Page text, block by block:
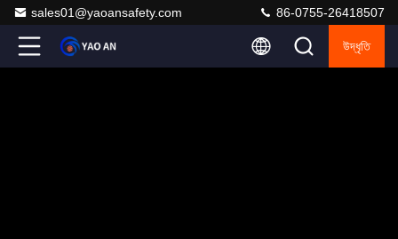
sales01@yaoansafety.com 86-0755-26418507
উদ্ধৃতি